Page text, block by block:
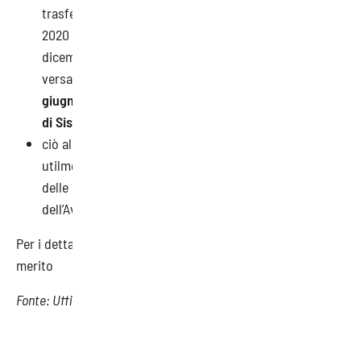
trasferiti sul Conto Formazione fino al 31 dicembre
2020 e non utilizzati, in tutto o in parte, entro il 31
dicembre 2022; stabilendo fin d’ora che tali
versamenti
giugno 2023 saranno comunque riacquisiti al Conto
di Sistema del Fondo
ciò al fine di consentire alle aziende di poter
utilmente partecipare al FNC la cui presentazione
delle istanze di ammissione a contributo, ai sensi
dell’Avviso FNC, è fino al 28 febbraio 2023.
Per i dettagli, si rimanda alla nostra
merito
Fonte: Ufficio Studi SAEF